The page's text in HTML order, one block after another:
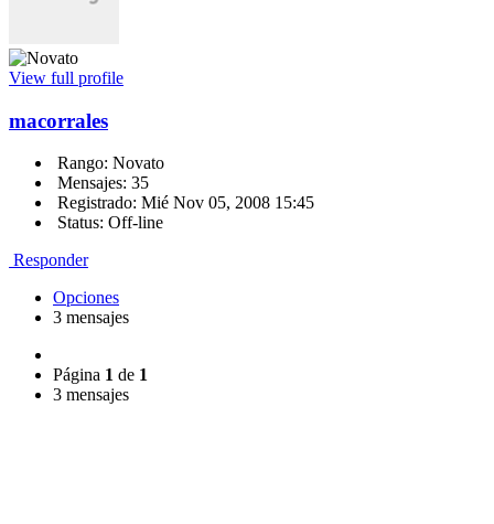
View full profile
macorrales
Rango: Novato
Mensajes: 35
Registrado: Mié Nov 05, 2008 15:45
Status: Off-line
Responder
Opciones
3 mensajes
Página 1 de 1
3 mensajes